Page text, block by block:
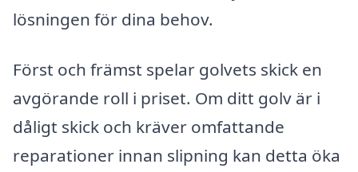
lösningen för dina behov.
Först och främst spelar golvets skick en
avgörande roll i priset. Om ditt golv är i
dåligt skick och kräver omfattande
reparationer innan slipning kan detta öka